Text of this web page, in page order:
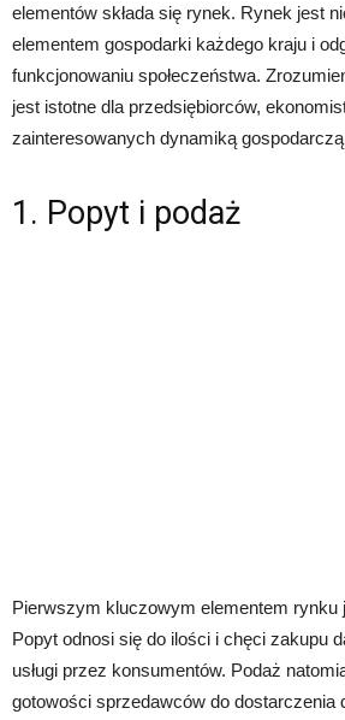
elementów składa się rynek. Rynek jest
elementem gospodarki każdego kraju i
funkcjonowaniu społeczeństwa.
jest istotne dla przedsiębiorców,
zainteresowanych dynamiką
1. Popyt i podaż
Pierwszym kluczowym elementem rynku
Popyt odnosi się do ilości i chęci zakupu
usługi przez konsumentów. Podaż
gotowości sprzedawców do dostarczenia